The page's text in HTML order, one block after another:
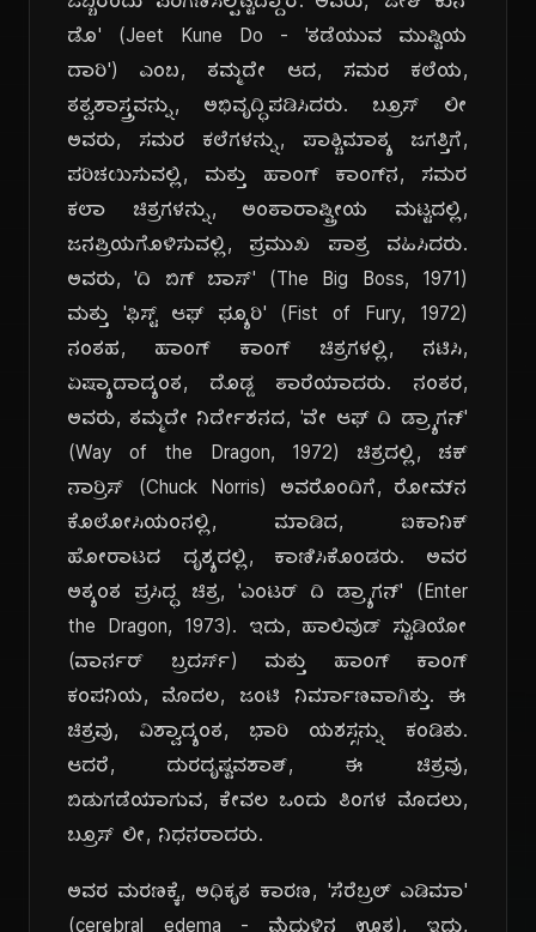
ಡೊ' (Jeet Kune Do - 'ತಡೆಯುವ ಮುಷ್ಟಿಯ
ದಾರಿ') ಎಂಬ, ತಮ್ಮದೇ ಆದ, ಸಮರ ಕಲೆಯ,
ತತ್ವಶಾಸ್ತ್ರವನ್ನು, ಅಭಿವೃದ್ಧಿಪಡಿಸಿದರು. ಬ್ರೂಸ್ ಲೀ
ಅವರು, ಸಮರ ಕಲೆಗಳನ್ನು, ಪಾಶ್ಚಿಮಾತ್ಯ ಜಗತ್ತಿಗೆ,
ಪರಿಚಯಿಸುವಲ್ಲಿ, ಮತ್ತು ಹಾಂಗ್ ಕಾಂಗ್‌ನ, ಸಮರ
ಕಲಾ ಚಿತ್ರಗಳನ್ನು, ಅಂತಾರಾಷ್ಟ್ರೀಯ ಮಟ್ಟದಲ್ಲಿ,
ಜನಪ್ರಿಯಗೊಳಿಸುವಲ್ಲಿ, ಪ್ರಮುಖ ಪಾತ್ರ ವಹಿಸಿದರು.
ಅವರು, 'ದಿ ಬಿಗ್ ಬಾಸ್' (The Big Boss, 1971)
ಮತ್ತು 'ಫಿಸ್ಟ್ ಆಫ್ ಫ್ಯೂರಿ' (Fist of Fury, 1972)
ನಂತಹ, ಹಾಂಗ್ ಕಾಂಗ್ ಚಿತ್ರಗಳಲ್ಲಿ, ನಟಿಸಿ,
ಏಷ್ಯಾದಾದ್ಯಂತ, ದೊಡ್ಡ ತಾರೆಯಾದರು. ನಂತರ,
ಅವರು, ತಮ್ಮದೇ ನಿರ್ದೇಶನದ, 'ವೇ ಆಫ್ ದಿ ಡ್ರ್ಯಾಗನ್'
(Way of the Dragon, 1972) ಚಿತ್ರದಲ್ಲಿ, ಚಕ್
ನಾರ್ರಿಸ್ (Chuck Norris) ಅವರೊಂದಿಗೆ, ರೋಮ್‌ನ
ಕೊಲೋಸಿಯಂನಲ್ಲಿ, ಮಾಡಿದ, ಐಕಾನಿಕ್
ಹೋರಾಟದ ದೃಶ್ಯದಲ್ಲಿ, ಕಾಣಿಸಿಕೊಂಡರು. ಅವರ
ಅತ್ಯಂತ ಪ್ರಸಿದ್ಧ ಚಿತ್ರ, 'ಎಂಟರ್ ದಿ ಡ್ರ್ಯಾಗನ್' (Enter
the Dragon, 1973). ಇದು, ಹಾಲಿವುಡ್ ಸ್ಟುಡಿಯೋ
(ವಾರ್ನರ್ ಬ್ರದರ್ಸ್) ಮತ್ತು ಹಾಂಗ್ ಕಾಂಗ್
ಕಂಪನಿಯ, ಮೊದಲ, ಜಂಟಿ ನಿರ್ಮಾಣವಾಗಿತ್ತು. ಈ
ಚಿತ್ರವು, ವಿಶ್ವಾದ್ಯಂತ, ಭಾರಿ ಯಶಸ್ಸನ್ನು ಕಂಡಿತು.
ಆದರೆ, ದುರದೃಷ್ಟವಶಾತ್, ಈ ಚಿತ್ರವು,
ಬಿಡುಗಡೆಯಾಗುವ, ಕೇವಲ ಒಂದು ತಿಂಗಳ ಮೊದಲು,
ಬ್ರೂಸ್ ಲೀ, ನಿಧನರಾದರು.
ಅವರ ಮರಣಕ್ಕೆ, ಅಧಿಕೃತ ಕಾರಣ, 'ಸೆರೆಬ್ರಲ್ ಎಡಿಮಾ'